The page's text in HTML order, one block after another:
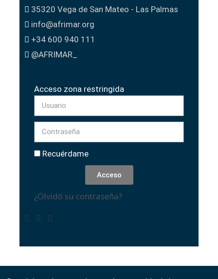
35320 Vega de San Mateo - Las Palmas
info@afrimar.org
+34 600 940 111
@AFRIMAR_
Acceso zona restringida
Recuérdame
Acceso
¿Olvidó su contraseña?